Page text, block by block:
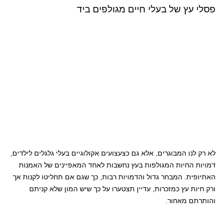
פסלי עץ של בעלי חיים מגולפים ביד
לא רק לנו המבוגרים, אלא גם כצעצועים אקולוגיים בעלי גלגלים לילדים,
דמויות החיות המגולפות בעץ נחשבות לאחד המאפיינים של האמנות
האתיופית. המבחר גדול והדמויות רבות, כך שגם אם תחליטו לקנות אך
ורק חיות עץ כמזכרות, עדיין תצטערו על כך שיש המון שלא קניתם
והותרתם מאחור.